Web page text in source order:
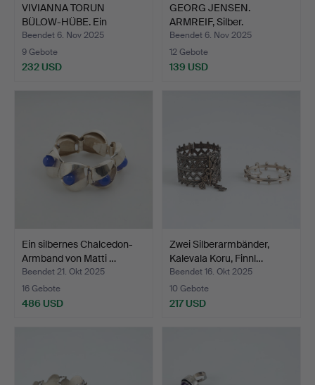
VIVIANNA TORUN
BÜLOW-HÜBE. Ein
silberner A…
Beendet 6. Nov 2025
9 Gebote
232 USD
GEORG JENSEN.
ARMREIF, Silber.
Beendet 6. Nov 2025
12 Gebote
139 USD
Ein silbernes Chalcedon-
Armband von Matti …
Beendet 21. Okt 2025
16 Gebote
486 USD
Zwei Silberarmbänder,
Kalevala Koru, Finnl…
Beendet 16. Okt 2025
10 Gebote
217 USD